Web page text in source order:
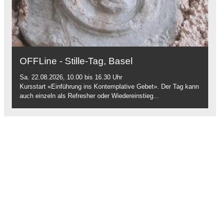
OFFLine - Stille-Tag, Basel
Sa. 22.08.2026, 10.00 bis 16.30 Uhr
Kursstart «Einführung ins Kontemplative Gebet». Der Tag kann
auch einzeln als Refresher oder Wiedereinstieg...